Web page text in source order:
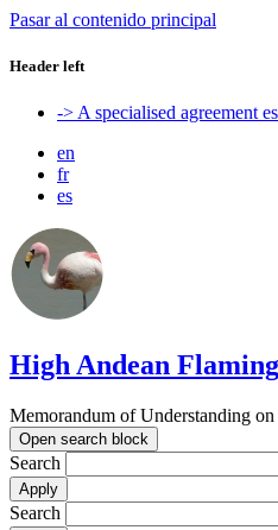
Pasar al contenido principal
Header left
-> A specialised agreement
en
fr
es
High Andean
Memorandum of Understanding
Open search block
Search
Search